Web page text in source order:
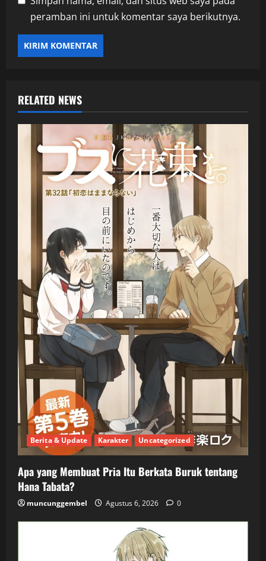
peramban ini untuk komentar saya berikutnya.
RELATED NEWS
Berita & Update Karakter Uncategorized
Apa yang Membuat Pria Itu Berkata Buruk tentang
Hana Tabata?
muncunggembel Agustus 6, 2026 0